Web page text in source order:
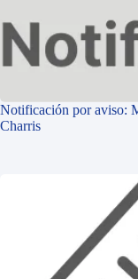
Notificación por aviso:
Charris